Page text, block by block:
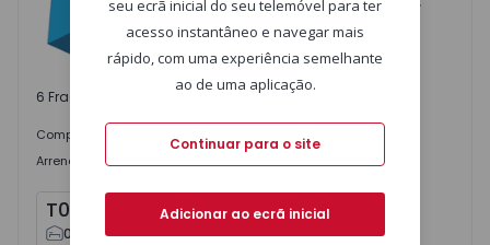
6 Frações disponíveis
Comprar 239.000 €
Arrendar desde 1.000 €/mês
T0
0
1
T1 x3
1
1
seu ecrã inicial do seu telemóvel para ter
acesso instantâneo e navegar mais
rápido, com uma experiência semelhante
ao de uma aplicação.
Continuar para o site
Adicionar ao ecrã inicial